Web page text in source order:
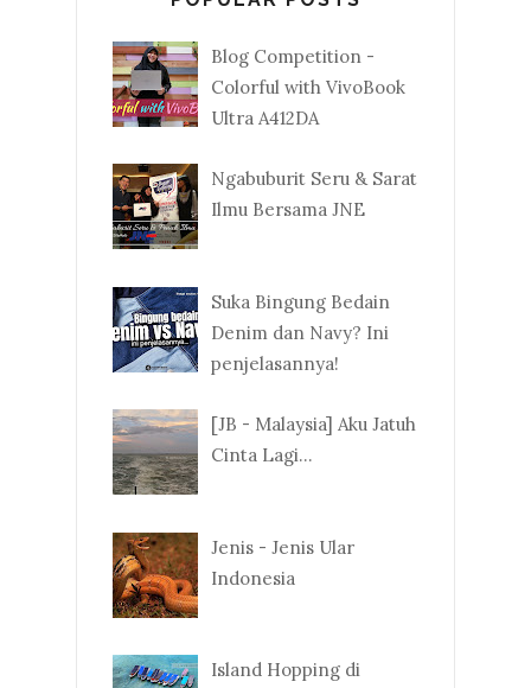
Blog Competition -
Colorful with VivoBook
Ultra A412DA
Ngabuburit Seru & Sarat
Ilmu Bersama JNE
Suka Bingung Bedain
Denim dan Navy? Ini
penjelasannya!
[JB - Malaysia] Aku Jatuh
Cinta Lagi...
Jenis - Jenis Ular
Indonesia
Island Hopping di